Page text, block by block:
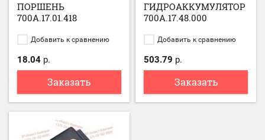
ПОРШЕНЬ
700А.17.01.418
Добавить к сравнению
18.04 р.
Заказать
ГИДРОАККУМУЛЯТОР
700А.17.48.000
Добавить к сравнению
503.79 р.
Заказать